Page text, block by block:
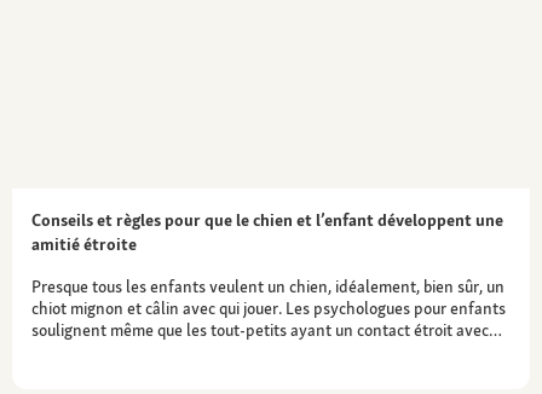
Conseils et règles pour que le chien et l’enfant développent une
amitié étroite
Presque tous les enfants veulent un chien, idéalement, bien sûr, un
chiot mignon et câlin avec qui jouer. Les psychologues pour enfants
soulignent même que les tout-petits ayant un contact étroit avec…